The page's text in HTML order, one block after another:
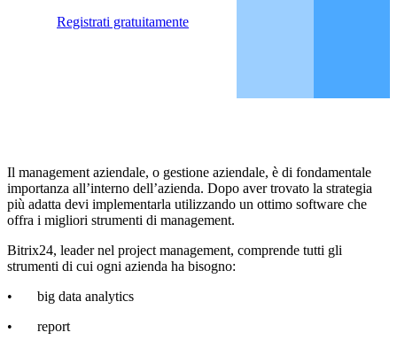
Registrati gratuitamente
Il management aziendale, o gestione aziendale, è di fondamentale
importanza all’interno dell’azienda. Dopo aver trovato la strategia
più adatta devi implementarla utilizzando un ottimo software che
offra i migliori strumenti di management.
Bitrix24, leader nel project management, comprende tutti gli
strumenti di cui ogni azienda ha bisogno:
• big data analytics
• report